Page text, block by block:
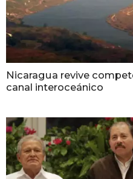
Nicaragua revive
canal interoceánico